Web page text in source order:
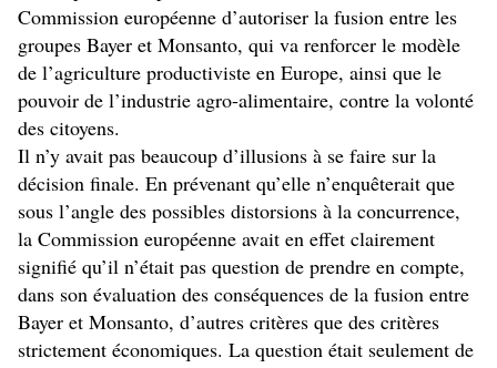
Commission européenne d’autoriser la fusion entre les
groupes Bayer et Monsanto, qui va renforcer le modèle
de l’agriculture productiviste en Europe, ainsi que le
pouvoir de l’industrie agro-alimentaire, contre la volonté
des citoyens.
Il n’y avait pas beaucoup d’illusions à se faire sur la
décision finale. En prévenant qu’elle n’enquêterait que
sous l’angle des possibles distorsions à la concurrence,
la Commission européenne avait en effet clairement
signifié qu’il n’était pas question de prendre en compte,
dans son évaluation des conséquences de la fusion entre
Bayer et Monsanto, d’autres critères que des critères
strictement économiques. La question était seulement de